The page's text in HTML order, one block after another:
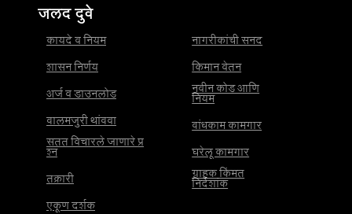
जलद दुवे
कायदे व नियम
शासन निर्णय
अर्ज व डाउनलोड
बालमजुरी थांबवा
सतत विचारले जाणारे प्र
श्न
तक्रारी
एकूण दर्शक
नागरीकांची सनद
किमान वेतन
नवीन कोड आणि
नियम
बांधकाम कामगार
घरेलू कामगार
ग्राहक किंमत
निर्देशांक